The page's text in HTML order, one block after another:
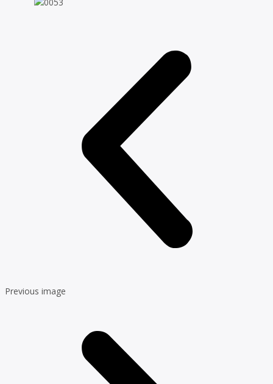
Previous image